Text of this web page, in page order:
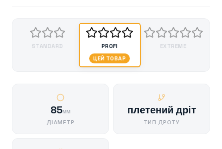
STANDARD PROFI
ЦЕЙ ТОВАР
EXTREME
85мм
ДІАМЕТР
плетений дріт
ТИП ДРОТУ